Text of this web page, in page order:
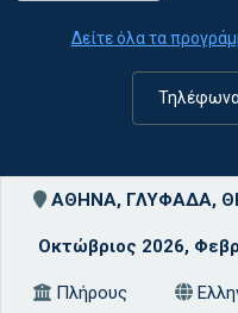
Δείτε όλα τα
Τηλέφωνα
ΑΘΗΝΑ, ΓΛΥΦΑΔΑ,
Οκτώβριος 2026,
Πλήρους